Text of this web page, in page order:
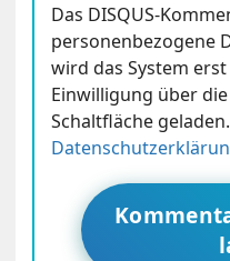
Das DISQUS-
personenbezogene
wird das System
Einwilligung über
Schaltfläche